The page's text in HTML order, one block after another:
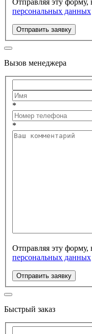
персональных данных
Отправить заявку
Вызов менеджера
*
*
Отправляя эту форму,
персональных данных
Отправить заявку
Быстрый заказ